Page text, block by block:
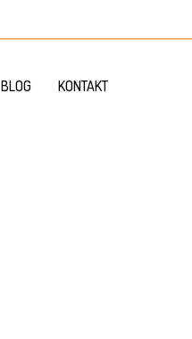
BLOG KONTAKT